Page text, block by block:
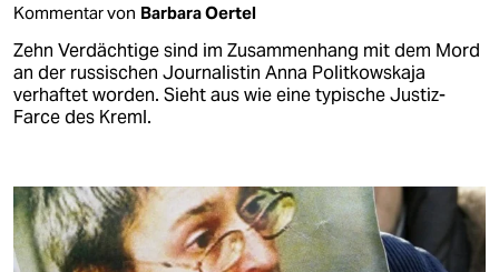
Kommentar von Barbara Oertel
Zehn Verdächtige sind im Zusammenhang mit dem Mord
an der russischen Journalistin Anna Politkowskaja
verhaftet worden. Sieht aus wie eine typische Justiz-
Farce des Kreml.